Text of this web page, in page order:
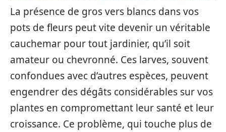
La présence de gros vers blancs dans vos
pots de fleurs peut vite devenir un véritable
cauchemar pour tout jardinier, qu’il soit
amateur ou chevronné. Ces larves, souvent
confondues avec d’autres espèces, peuvent
engendrer des dégâts considérables sur vos
plantes en compromettant leur santé et leur
croissance. Ce problème, qui touche plus de